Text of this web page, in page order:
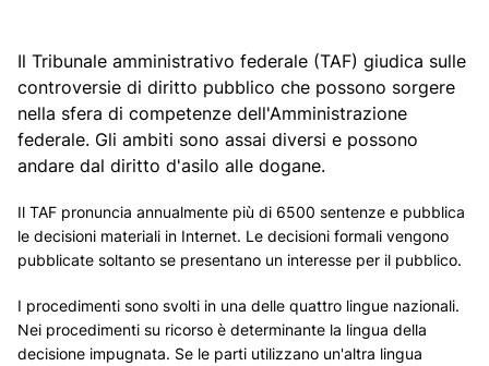
Il Tribunale amministrativo federale (TAF) giudica sulle
controversie di diritto pubblico che possono sorgere
nella sfera di competenze dell'Amministrazione
federale. Gli ambiti sono assai diversi e possono
andare dal diritto d'asilo alle dogane.
Il TAF pronuncia annualmente più di 6500 sentenze e pubblica
le decisioni materiali in Internet. Le decisioni formali vengono
pubblicate soltanto se presentano un interesse per il pubblico.
I procedimenti sono svolti in una delle quattro lingue nazionali.
Nei procedimenti su ricorso è determinante la lingua della
decisione impugnata. Se le parti utilizzano un'altra lingua